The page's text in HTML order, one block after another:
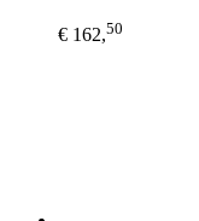
€ 162,50